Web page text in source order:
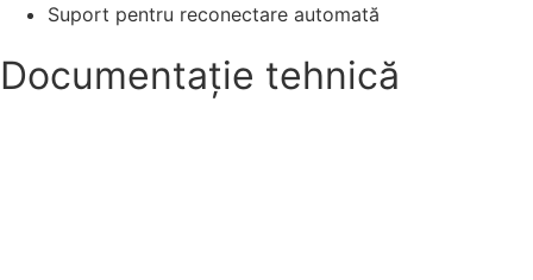
Suport pentru reconectare automată
Documentație tehnică